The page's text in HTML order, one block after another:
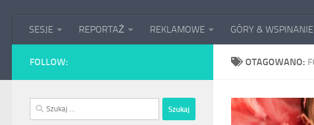
SESJE REPORTAŻ REKLAMOWE GÓRY & WSPINANIE
OTAGOWANO:
FOLLOW:
Szukaj: